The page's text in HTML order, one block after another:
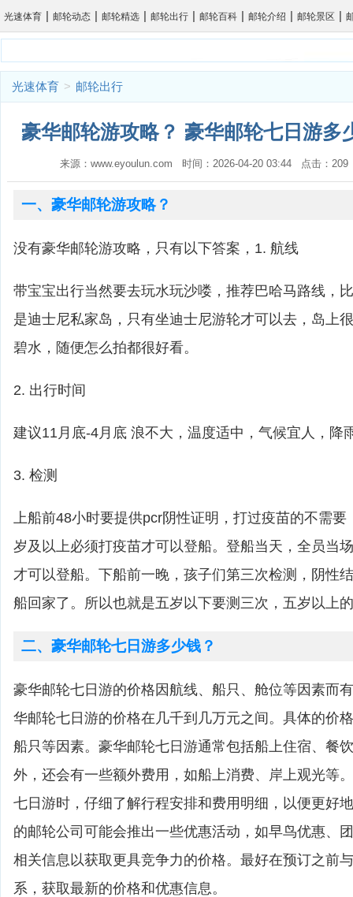
光速体育 | 邮轮动态 | 邮轮精选 | 邮轮出行 | 邮轮百科 | 邮轮介绍 | 邮轮景区 |
光速体育 > 邮轮出行
豪华邮轮游攻略？ 豪华邮轮七日游多
来源：www.eyoulun.com 时间：2026-04-20 03:44 点击：
一、豪华邮轮游攻略？
没有豪华邮轮游攻略，只有以下答案，1. 航线
带宝宝出行当然要去玩水玩沙喽，推荐巴哈马路线，
是迪士尼私家岛，只有坐迪士尼游轮才可以去，岛上
碧水，随便怎么拍都很好看。
2. 出行时间
建议11月底-4月底 浪不大，温度适中，气候宜人，降
3. 检测
上船前48小时要提供pcr阴性证明，打过疫苗的不需要
岁及以上必须打疫苗才可以登船。登船当天，全员当
才可以登船。下船前一晚，孩子们第三次检测，阴性
船回家了。所以也就是五岁以下要测三次，五岁以上
二、豪华邮轮七日游多少钱？
豪华邮轮七日游的价格因航线、船只、舱位等因素而
华邮轮七日游的价格在几千到几万元之间。具体的价
船只等因素。豪华邮轮七日游通常包括船上住宿、餐
外，还会有一些额外费用，如船上消费、岸上观光等
七日游时，仔细了解行程安排和费用明细，以便更好
的邮轮公司可能会推出一些优惠活动，如早鸟优惠、
相关信息以获取更具竞争力的价格。最好在预订之前
系，获取最新的价格和优惠信息。